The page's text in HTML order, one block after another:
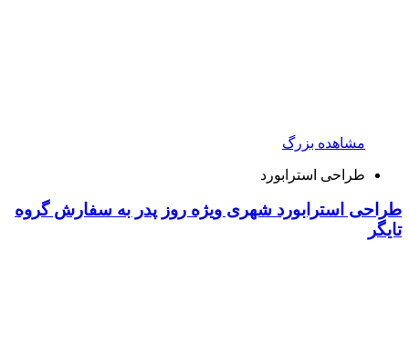
مشاهده بزرگ
طراحی استرابورد
طراحی استرابورد شهری ویژه روز پدر به سفارش گروه
تایگر